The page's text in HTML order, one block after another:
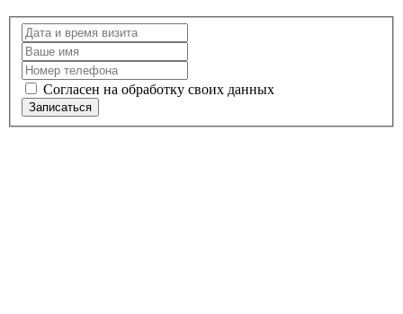
Согласен на обработку своих данных
Записаться